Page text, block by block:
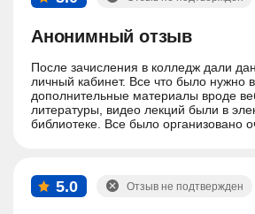
Анонимный отзыв
После зачисления в колледж дали
личный кабинет. Все что было нужно
дополнительные материалы вроде
литературы, видео лекций были в
библиотеке. Все было организовано
5.0 Отзыв не подтвержден